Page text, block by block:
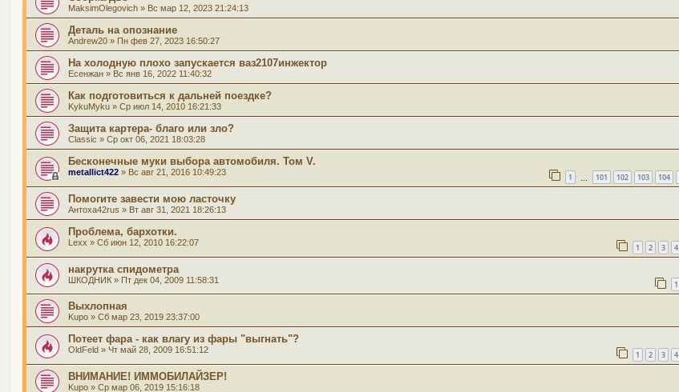
MaksimOlegovich » Вс мар 12, 2023 21:24:13
Деталь на опознание
Andrew20 » Пн фев 27, 2023 16:50:27
На холодную плохо запускается ваз2107инжектор
Есенжан » Вс янв 16, 2022 11:40:32
Как подготовиться к дальней поездке?
KykuMyku » Ср июл 14, 2010 16:21:33
Защита картера- благо или зло?
Classic » Ср окт 06, 2021 18:03:28
Бесконечные муки выбора автомобиля. Том V.
metallict422 » Вс авг 21, 2016 10:49:23 1 101 102 103 104
Помогите завести мою ласточку
Антоха42rus » Вт авг 31, 2021 18:26:13
Проблема, бархотки.
Lexx » Сб июн 12, 2010 16:22:07 1 2 3 4
накрутка спидометра
ШКОДНИК » Пт дек 04, 2009 11:58:31 1
Выхлопная
Kupo » Сб мар 23, 2019 23:37:00
Потеет фара - как влагу из фары "выгнать"?
OldFeld » Чт май 28, 2009 16:51:12 1 2 3 4
ВНИМАНИЕ! ИММОБИЛАЙЗЕР!
Kupo » Ср мар 06, 2019 15:16:18